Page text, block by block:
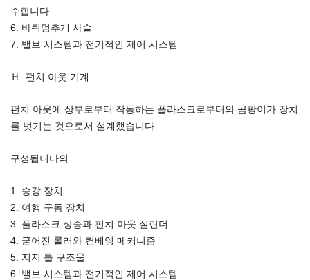
수합니다
6. 바퀴멈추개 사슬
7. 밸브 시스템과 전기적인 제어 시스템
Ｈ. 펀치 아웃 기계
펀치 아웃에 상부로부터 작동하는 플라스크로부터의 곰팡이가 장치
를 벗기는 것으로서 설계했습니다
구성됩니다의
1. 승강 장치
2. 여행 구동 장치
3. 플라스크 상승과 펀치 아웃 실린더
4. 굳어진 롤러와 컨베잉 메커니즘
5. 지지 틀 구조물
6. 밸브 시스템과 전기적인 제어 시스템